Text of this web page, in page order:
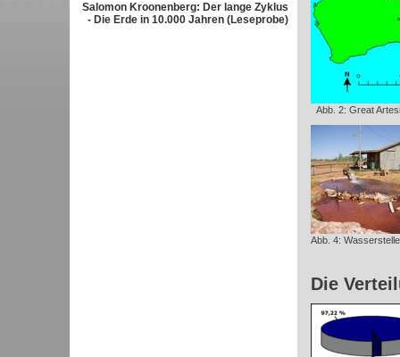
Salomon Kroonenberg: Der lange Zyklus
- Die Erde in 10.000 Jahren (Leseprobe)
Abb. 2: Great
Abb. 4:
Die